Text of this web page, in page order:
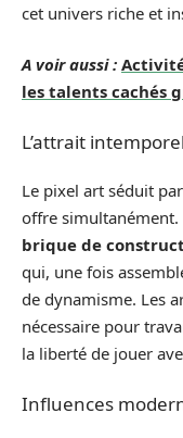
cet univers riche et
A voir aussi :
les talents cachés
L’attrait
Le pixel art séduit
offre simultanément.
brique de
qui, une fois
de dynamisme. Les
nécessaire pour
la liberté de jouer
Influences